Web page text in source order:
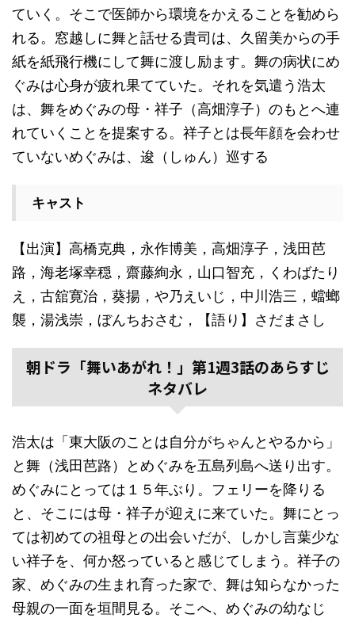
ていく。そこで医師から環境をかえることを勧めら
れる。窓越しに舞と話せる貴司は、久留美からの手
紙を紙飛行機にして舞に渡し励ます。舞の病状にめ
ぐみは心身が疲れ果てていた。それを気遣う浩太
は、舞をめぐみの母・祥子（高畑淳子）のもとへ連
れていくことを提案する。祥子とは長年顔を会わせ
ていないめぐみは、逡（しゅん）巡する
キャスト
【出演】高橋克典，永作博美，高畑淳子，浅田芭
路，海老塚幸穏，齋藤絢永，山口智充，くわばたり
え，古舘寛治，葵揚，や乃えいじ，中川浩三，蟷螂
襲，湯浅崇，ぼんちおさむ，【語り】さだまさし
朝ドラ「舞いあがれ！」第1週3話のあらすじ
ネタバレ
浩太は「東大阪のことは自分がちゃんとやるから」
と舞（浅田芭路）とめぐみを五島列島へ送り出す。
めぐみにとっては１５年ぶり。フェリーを降りる
と、そこには母・祥子が迎えに来ていた。舞にとっ
ては初めての祖母との出会いだが、しかし言葉少な
い祥子を、何か怒っていると感じてしまう。祥子の
家、めぐみの生まれ育った家で、舞は知らなかった
母親の一面を垣間見る。そこへ、めぐみの幼なじ